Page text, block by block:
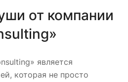
от компании
является
которая не просто